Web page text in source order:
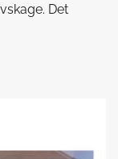
Det